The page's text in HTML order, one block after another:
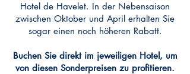
Hotel de Havelet. In der Nebensaison
zwischen Oktober und April erhalten Sie
sogar einen noch höheren Rabatt.
Buchen Sie direkt im jeweiligen Hotel, um
von diesen Sonderpreisen zu profitieren.